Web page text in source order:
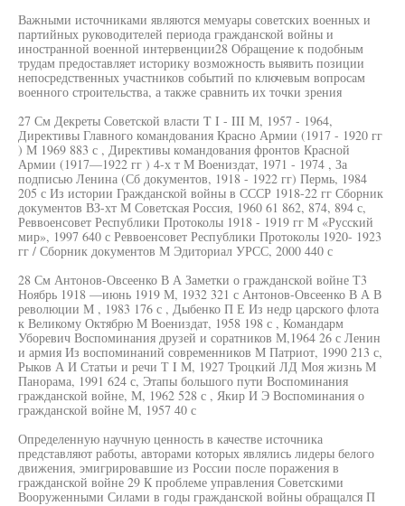
Важными источниками являются мемуары советских военных и
партийных руководителей периода гражданской войны и
иностранной военной интервенции28 Обращение к подобным
трудам предоставляет историку возможность выявить позиции
непосредственных участников событий по ключевым вопросам
военного строительства, а также сравнить их точки зрения
27 См Декреты Советской власти T I - III М, 1957 - 1964,
Директивы Главного командования Красно Армии (1917 - 1920 гг
) М 1969 883 с , Директивы командования фронтов Красной
Армии (1917—1922 гг ) 4-х т М Воениздат, 1971 - 1974 , За
подписью Ленина (Сб документов, 1918 - 1922 гг) Пермь, 1984
205 с Из истории Гражданской войны в СССР 1918-22 гг Сборник
документов ВЗ-хт М Советская Россия, 1960 61 862, 874, 894 с,
Реввоенсовет Республики Протоколы 1918 - 1919 гг М «Русский
мир», 1997 640 с Реввоенсовет Республики Протоколы 1920- 1923
гг / Сборник документов М Эдиториал УРСС, 2000 440 с
28 См Антонов-Овсеенко В А Заметки о гражданской войне Т3
Ноябрь 1918 —июнь 1919 М, 1932 321 с Антонов-Овсеенко В А В
революции М , 1983 176 с , Дыбенко П Е Из недр царского флота
к Великому Октябрю М Воениздат, 1958 198 с , Командарм
Уборевич Воспоминания друзей и соратников М,1964 26 с Ленин
и армия Из воспоминаний современников М Патриот, 1990 213 с,
Рыков А И Статьи и речи Т I М, 1927 Троцкий ЛД Моя жизнь М
Панорама, 1991 624 с, Этапы большого пути Воспоминания
гражданской войне, М, 1962 528 с , Якир И Э Воспоминания о
гражданской войне М, 1957 40 с
Определенную научную ценность в качестве источника
представляют работы, авторами которых являлись лидеры белого
движения, эмигрировавшие из России после поражения в
гражданской войне 29 К проблеме управления Советскими
Вооруженными Силами в годы гражданской войны обращался П